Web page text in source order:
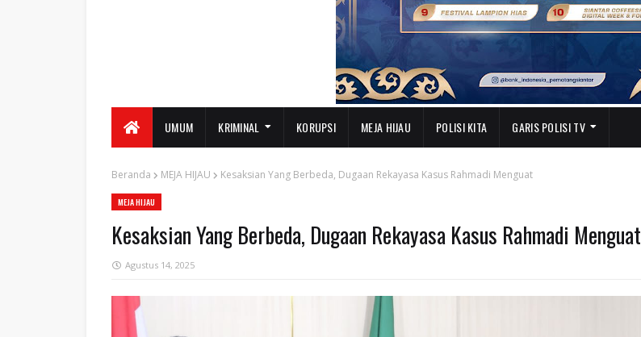
UMUM KRIMINAL KORUPSI MEJA HIJAU POLISI KITA GARIS POLISI TV
Beranda MEJA HIJAU Kesaksian Yang Berbeda, Dugaan Rekayasa Kasus Rahmadi Menguat
MEJA HIJAU
Kesaksian Yang Berbeda, Dugaan Rekayasa Kasus Rahmadi Menguat
Agustus 14, 2025